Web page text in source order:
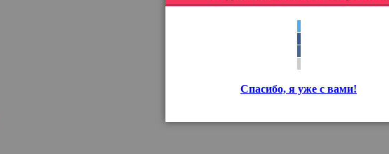
Спасибо, я уже с вами!